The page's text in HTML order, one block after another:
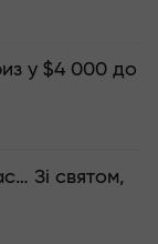
у $4 000 до
Зі святом,